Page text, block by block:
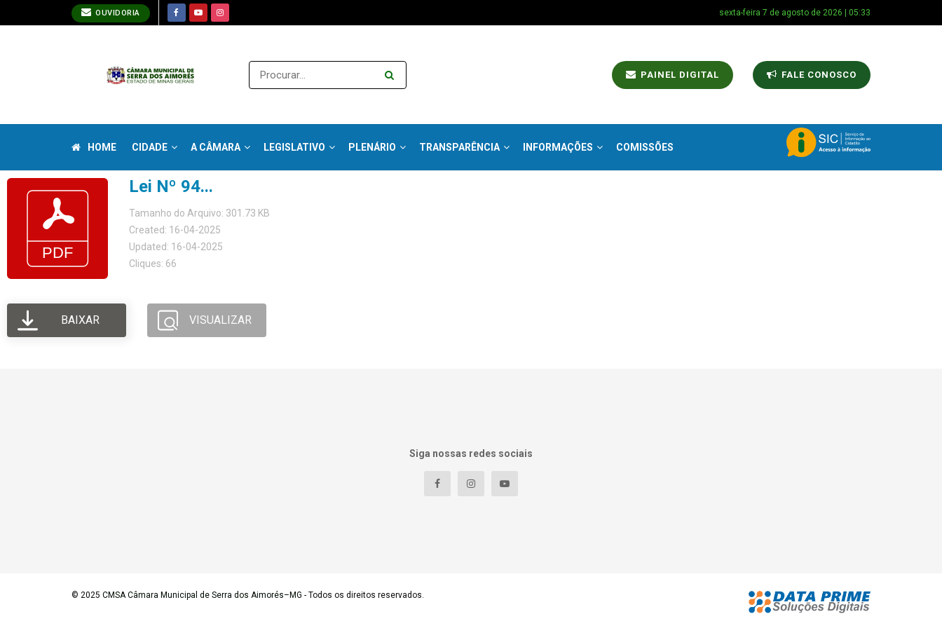
OUVIDORIA sexta-feira 7 de agosto de 2026 | 05:33
PAINEL DIGITAL FALE CONOSCO
HOME CIDADE A CÂMARA LEGISLATIVO PLENÁRIO TRANSPARÊNCIA INFORMAÇÕES COMISSÕES
Lei Nº 94...
Tamanho do Arquivo: 301.73 KB
Created: 16-04-2025
Updated: 16-04-2025
Cliques: 66
BAIXAR VISUALIZAR
Siga nossas redes sociais
© 2025 CMSA Câmara Municipal de Serra dos Aimorés–MG - Todos os direitos reservados.